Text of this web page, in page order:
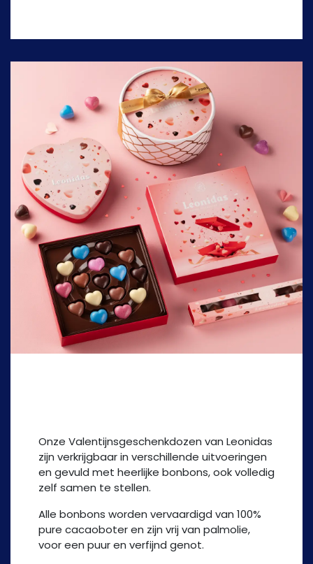
Onze Valentijnsgeschenkdozen van Leonidas
zijn verkrijgbaar in verschillende uitvoeringen
en gevuld met heerlijke bonbons, ook volledig
zelf samen te stellen.
Alle bonbons worden vervaardigd van 100%
pure cacaoboter en zijn vrij van palmolie,
voor een puur en verfijnd genot.